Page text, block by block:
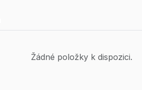
Žádné položky k dispozici.